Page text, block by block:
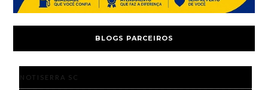
BLOGS PARCEIROS
NOTISERRA SC